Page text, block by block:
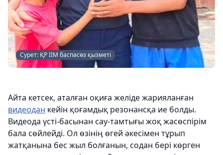
Сурет: ҚР ІІМ баспасөз қызметі
Айта кетсек, аталған оқиға желіде жарияланған
видеодан кейін қоғамдық резонансқа ие болды.
Видеода үсті-басынан сау-тамтығы жоқ жасөспірім
бала сөйлейді. Ол өзінің өгей әкесімен тұрып
жатқанына бес жыл болғанын, содан бері көрген